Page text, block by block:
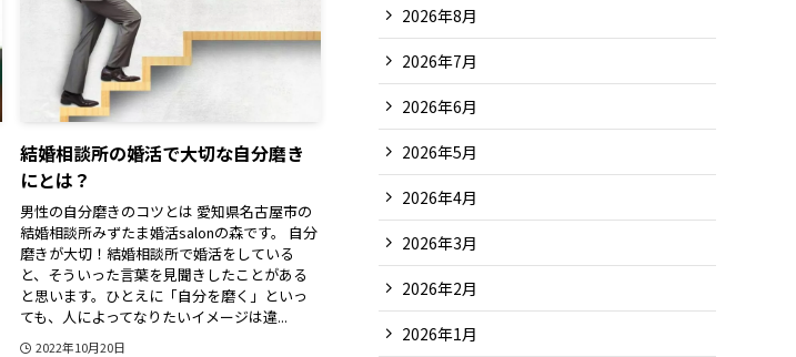
結婚相談所の婚活で大切な自分磨き
にとは？
男性の自分磨きのコツとは 愛知県名古屋市の
結婚相談所みずたま婚活salonの森です。 自分
磨きが大切！結婚相談所で婚活をしている
と、そういった言葉を見聞きしたことがある
と思います。ひとえに「自分を磨く」といっ
ても、人によってなりたいイメージは違...
2022年10月20日
2026年8月
2026年7月
2026年6月
2026年5月
2026年4月
2026年3月
2026年2月
2026年1月